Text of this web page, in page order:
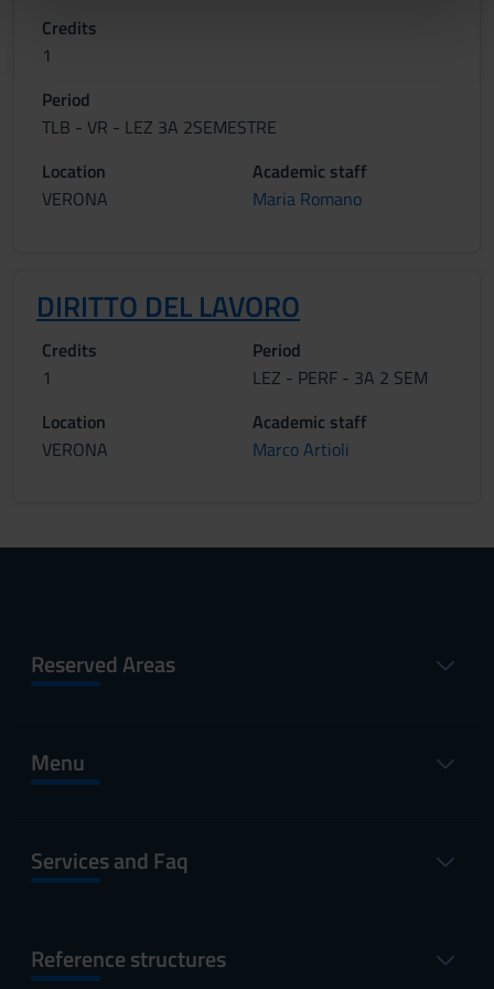
pubblicità e social media, i quali potrebbero combinarle
con altre informazioni che hai fornito loro o che hanno
Credits
1
Period
TLB - VR - LEZ 3A 2SEMESTRE
Location
VERONA
Academic staff
Maria Romano
DIRITTO DEL LAVORO
Credits
1
Period
LEZ - PERF - 3A 2 SEM
Location
VERONA
Academic staff
Marco Artioli
Reserved Areas
Menu
Services and Faq
Reference structures